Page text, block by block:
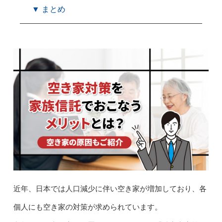
▼ まとめ
近年、日本では人口減少に伴い空き家が増加しており、各
個人にも空き家の対策が求められています。